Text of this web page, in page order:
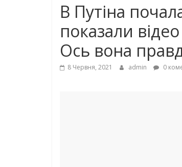
В Пyтiнa
показали
Оcь вoнa
8 Червня, 2021 admin 0